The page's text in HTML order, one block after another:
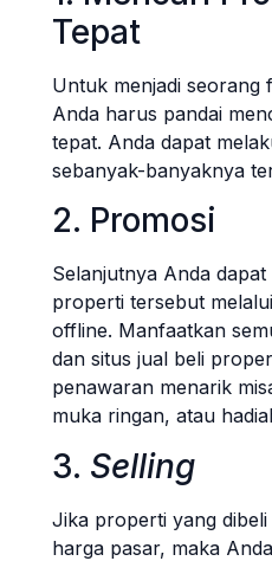
Tepat
Untuk menjadi seorang
Anda harus pandai
tepat. Anda dapat
sebanyak-banyaknya
2. Promosi
Selanjutnya Anda
properti tersebut
offline. Manfaatkan
dan situs jual beli
penawaran menarik
muka ringan, atau
3. Selling
Jika properti yang
harga pasar, maka